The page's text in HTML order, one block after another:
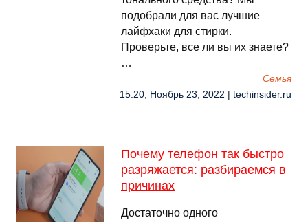
подобрали для вас лучшие
лайфхаки для стирки.
Проверьте, все ли вы их знаете?
…
Семья
15:20, Ноябрь 23, 2022 | techinsider.ru
Почему телефон так быстро
разряжается: разбираемся в
причинах
Достаточно одного